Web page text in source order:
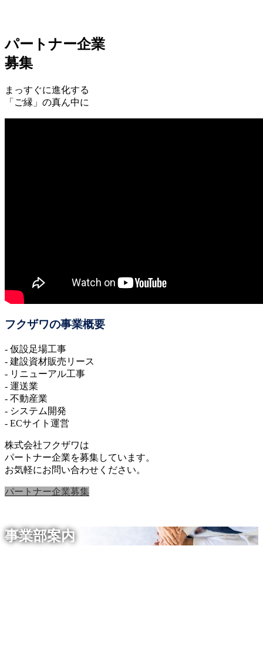
パートナー企業
募集
まっすぐに進化する
「ご縁」の真ん中に
フクザワの事業概要
- 仮設足場工事
- 建設資材販売リース
- リニューアル工事
- 運送業
- 不動産業
- システム開発
- ECサイト運営
株式会社フクザワは
パートナー企業を募集しています。
お気軽にお問い合わせください。
パートナー企業募集
事業部案内